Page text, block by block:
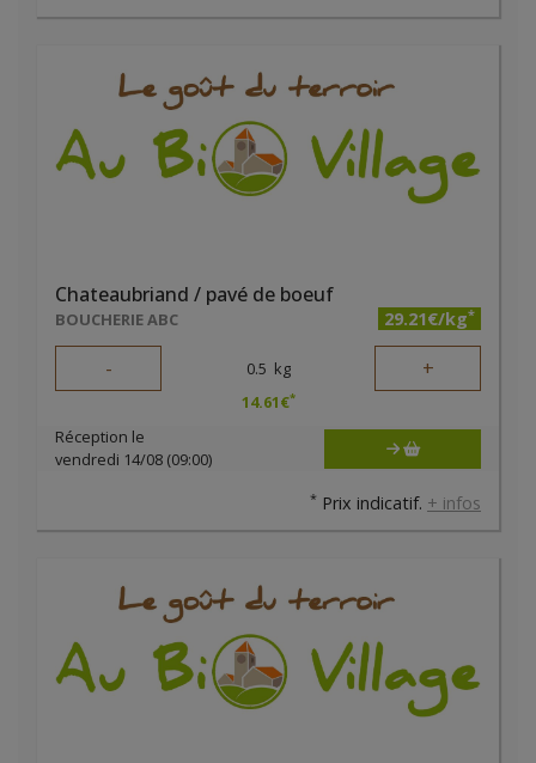
Chateaubriand / pavé de boeuf
BOUCHERIE ABC 29.21€/kg*
- 0.5 kg +
14.61€*
Réception le
vendredi 14/08 (09:00)
* Prix indicatif. + infos